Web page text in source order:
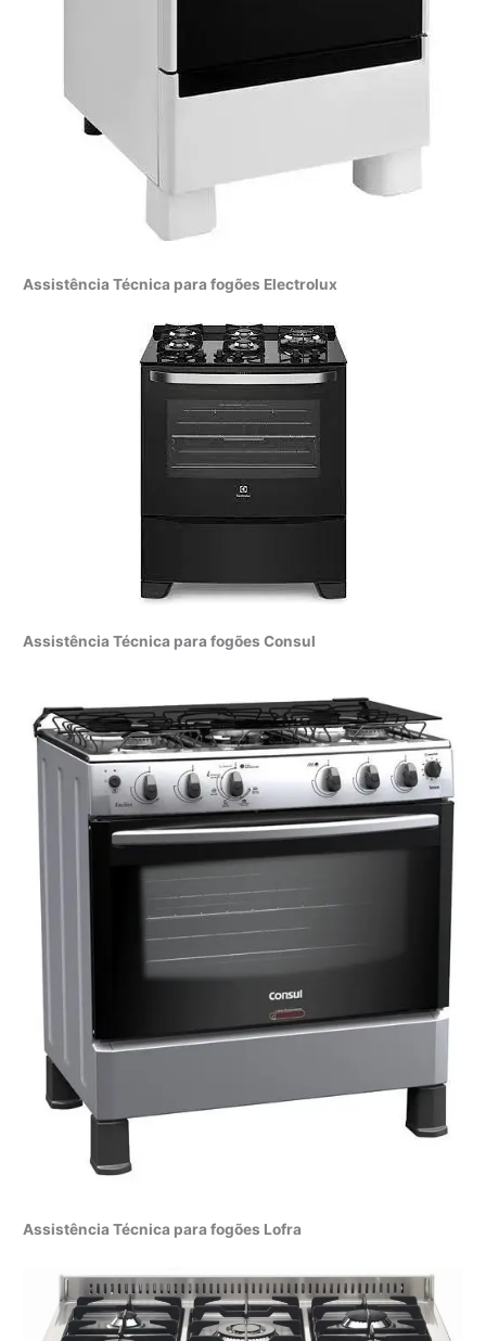
Assistência Técnica para fogões Electrolux
Assistência Técnica para fogões Consul
Assistência Técnica para fogões Lofra